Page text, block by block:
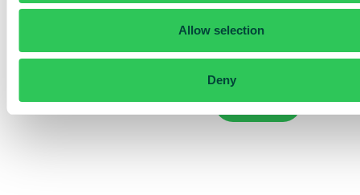
Allow selection
Deny
Olen lukenut Telavoxin
hyväksyn sen ehdot.
markkinointia ja päivityksiä
Lähetä